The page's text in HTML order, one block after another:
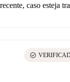
caso esteja
check_circle